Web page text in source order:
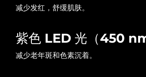
减少发红，舒缓肌肤。
紫色 LED 光（450 nm
减少老年斑和色素沉着。
波多黎各